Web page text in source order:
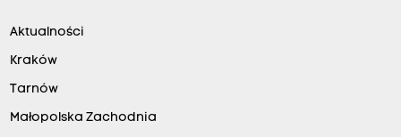
Aktualności
Kraków
Tarnów
Małopolska Zachodnia